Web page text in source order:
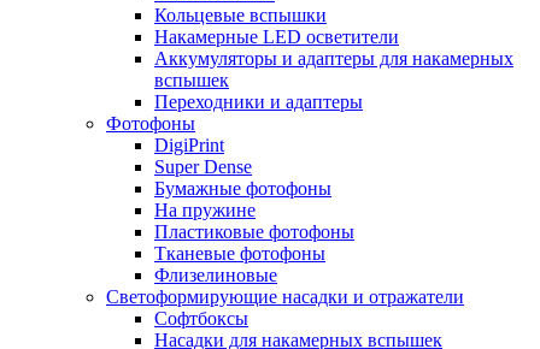
Кольцевые вспышки
Накамерные LED осветители
Аккумуляторы и адаптеры для накамерных
вспышек
Переходники и адаптеры
Фотофоны
DigiPrint
Super Dense
Бумажные фотофоны
На пружине
Пластиковые фотофоны
Тканевые фотофоны
Флизелиновые
Светоформирующие насадки и отражатели
Софтбоксы
Насадки для накамерных вспышек